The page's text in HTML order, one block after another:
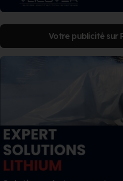
Votre publicité sur